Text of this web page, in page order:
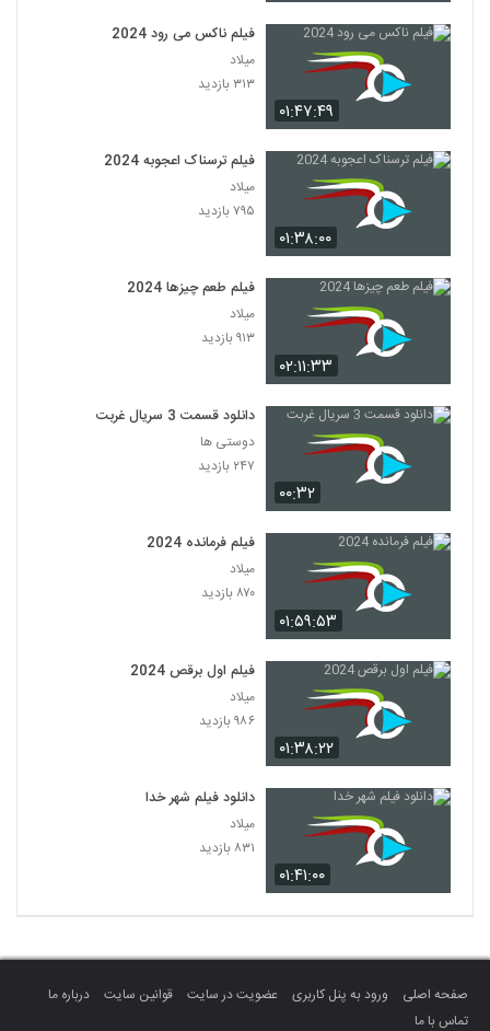
۰۱:۴۷:۴۹
فیلم ناکس می رود 2024
میلاد
۳۱۳ بازدید
۰۱:۳۸:۰۰
فیلم ترسناک اعجوبه 2024
میلاد
۷۹۵ بازدید
۰۲:۱۱:۳۳
فیلم طعم چیزها 2024
میلاد
۹۱۳ بازدید
۰۰:۳۲
دانلود قسمت 3 سریال غربت
دوستی ها
۲۴۷ بازدید
۰۱:۵۹:۵۳
فیلم فرمانده 2024
میلاد
۸۷۰ بازدید
۰۱:۳۸:۲۲
فیلم اول برقص 2024
میلاد
۹۸۶ بازدید
۰۱:۴۱:۰۰
دانلود فیلم شهر خدا
میلاد
۸۳۱ بازدید
صفحه اصلی ورود به پنل کاربری عضویت در سایت قوانین سایت
درباره ما
تماس با ما